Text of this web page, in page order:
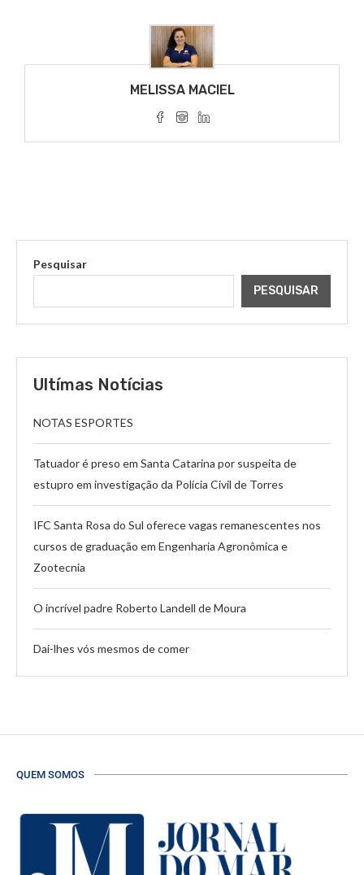
MELISSA MACIEL
Pesquisar
PESQUISAR
Ultímas Notícias
NOTAS ESPORTES
Tatuador é preso em Santa Catarina por suspeita de
estupro em investigação da Polícia Civil de Torres
IFC Santa Rosa do Sul oferece vagas remanescentes nos
cursos de graduação em Engenharia Agronômica e
Zootecnia
O incrível padre Roberto Landell de Moura
Dai-lhes vós mesmos de comer
QUEM SOMOS